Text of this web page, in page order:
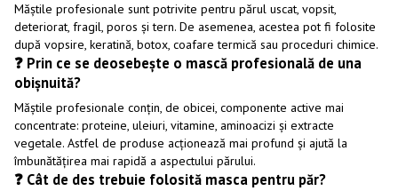
Măștile profesionale sunt potrivite pentru părul uscat, vopsit,
deteriorat, fragil, poros și tern. De asemenea, acestea pot fi folosite
după vopsire, keratină, botox, coafare termică sau proceduri chimice.
❓ Prin ce se deosebește o mască profesională de una
obișnuită?
Măștile profesionale conțin, de obicei, componente active mai
concentrate: proteine, uleiuri, vitamine, aminoacizi și extracte
vegetale. Astfel de produse acționează mai profund și ajută la
îmbunătățirea mai rapidă a aspectului părului.
❓ Cât de des trebuie folosită masca pentru păr?